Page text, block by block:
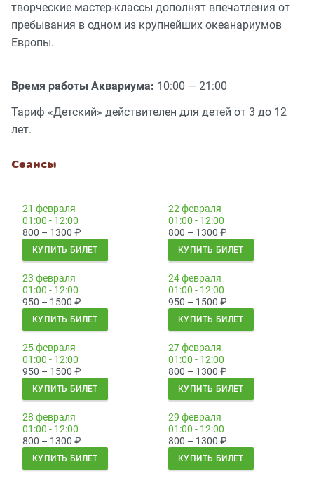
творческие мастер-классы дополнят впечатления от
пребывания в одном из крупнейших океанариумов
Европы.
Время работы Аквариума: 10:00 — 21:00
Тариф «Детский» действителен для детей от 3 до 12
лет.
Сеансы
21 февраля
01:00 - 12:00
800 – 1300 ₽
КУПИТЬ БИЛЕТ
22 февраля
01:00 - 12:00
800 – 1300 ₽
КУПИТЬ БИЛЕТ
23 февраля
01:00 - 12:00
950 – 1500 ₽
КУПИТЬ БИЛЕТ
24 февраля
01:00 - 12:00
950 – 1500 ₽
КУПИТЬ БИЛЕТ
25 февраля
01:00 - 12:00
950 – 1500 ₽
КУПИТЬ БИЛЕТ
27 февраля
01:00 - 12:00
800 – 1300 ₽
КУПИТЬ БИЛЕТ
28 февраля
01:00 - 12:00
800 – 1300 ₽
КУПИТЬ БИЛЕТ
29 февраля
01:00 - 12:00
800 – 1300 ₽
КУПИТЬ БИЛЕТ